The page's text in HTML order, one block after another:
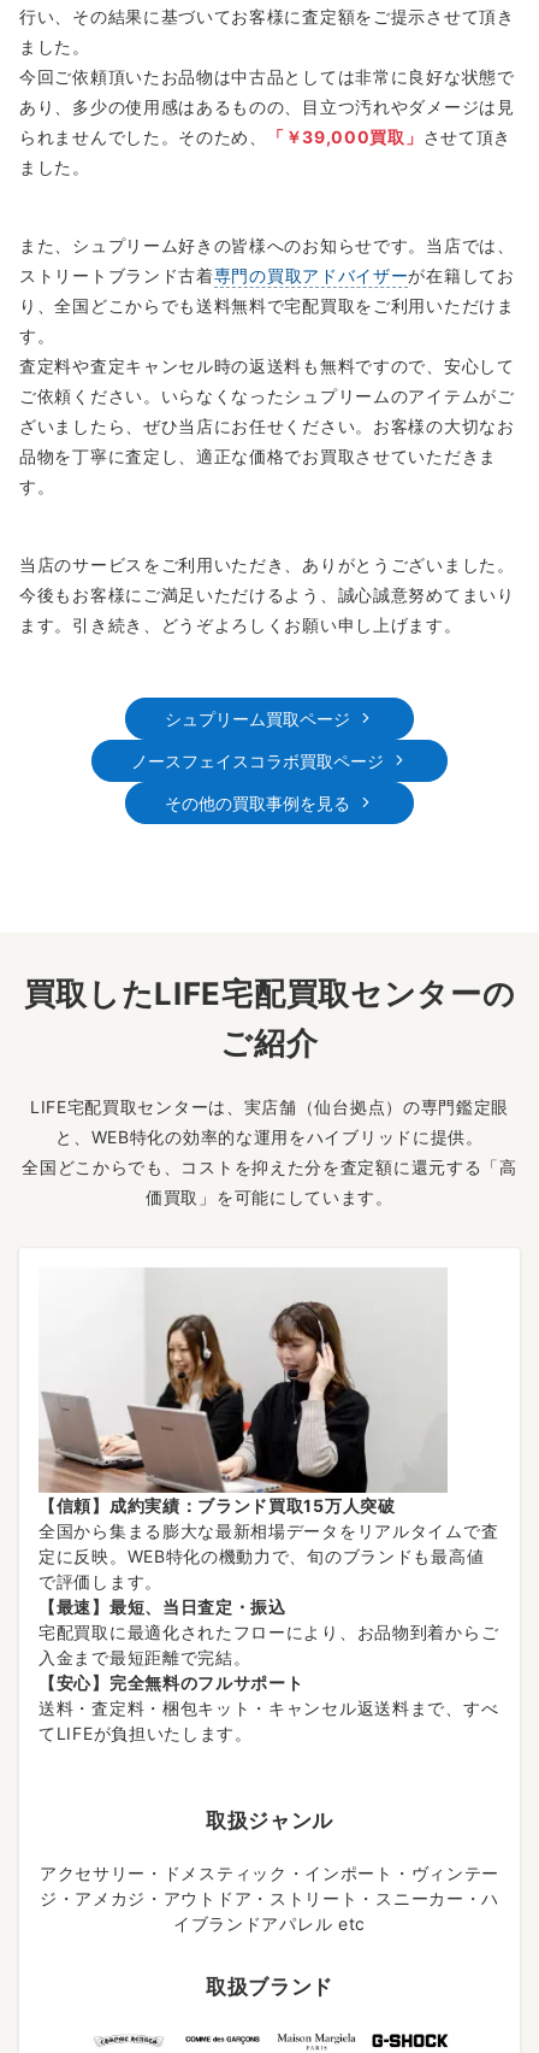
行い、その結果に基づいてお客様に査定額をご提示させて頂き
ました。
今回ご依頼頂いたお品物は中古品としては非常に良好な状態で
あり、多少の使用感はあるものの、目立つ汚れやダメージは見
られませんでした。そのため、
「￥39,000買取」 させて頂き
ました。
また、シュプリーム好きの皆様へのお知らせです。当店では、
ストリートブランド古着専門の買取アドバイザーが在籍してお
り、全国どこからでも送料無料で宅配買取をご利用いただけま
す。
査定料や査定キャンセル時の返送料も無料ですので、安心して
ご依頼ください。いらなくなったシュプリームのアイテムがご
ざいましたら、ぜひ当店にお任せください。お客様の大切なお
品物を丁寧に査定し、適正な価格でお買取させていただきま
す。
当店のサービスをご利用いただき、ありがとうございました。
今後もお客様にご満足いただけるよう、誠心誠意努めてまいり
ます。引き続き、どうぞよろしくお願い申し上げます。
シュプリーム買取ページ
ノースフェイスコラボ買取ページ
その他の買取事例を見る
買取したLIFE宅配買取センターの
ご紹介
LIFE宅配買取センターは、実店舗（仙台拠点）の専門鑑定眼
と、WEB特化の効率的な運用をハイブリッドに提供。
全国どこからでも、コストを抑えた分を査定額に還元する「高
価買取」を可能にしています。
【信頼】成約実績：ブランド買取15万人突破
全国から集まる膨大な最新相場データをリアルタイムで査
定に反映。WEB特化の機動力で、旬のブランドも最高値
で評価します。
【最速】最短、当日査定・振込
宅配買取に最適化されたフローにより、お品物到着からご
入金まで最短距離で完結。
【安心】完全無料のフルサポート
送料・査定料・梱包キット・キャンセル返送料まで、すべ
てLIFEが負担いたします。
取扱ジャンル
アクセサリー・ドメスティック・インポート・ヴィンテー
ジ・アメカジ・アウトドア・ストリート・スニーカー・ハ
イブランドアパレル etc
取扱ブランド